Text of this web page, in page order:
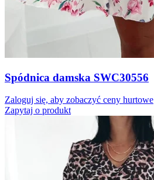
Spódnica damska SWC30556
Zaloguj się, aby zobaczyć ceny hurtowe
Zapytaj o produkt